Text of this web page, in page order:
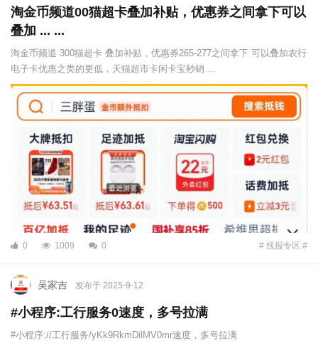
淘金币频道00猫超卡叠加补贴，优惠券之间拿下可以
叠加 ... ...
淘金币频道 300猫超卡 叠加补贴，优惠券265-277之间拿下 可以叠加农行
电子卡优惠之类的更低，天猫超市卡闲卡宝秒销 ...
0 1009 0 # 线报专区 #
吴家吉 发布于 2025-9-12
#小程序:工行服务0速度，多号拉满
#小程序://工行服务/yKk9RkmDilMV0mr速度，多号拉满